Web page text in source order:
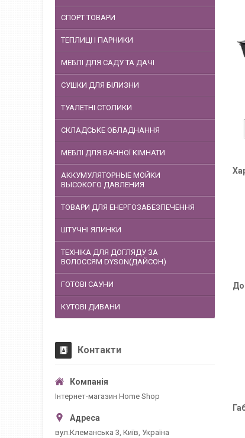
До
СПОРТ ТОВАРИ
ТЕПЛИЦІ І ПАРНИКИ
МЕБЛІ ДЛЯ САДУ ТА ДАЧІ
СУШКИ ДЛЯ БІЛИЗНИ
ТУАЛЕТНІ СТОЛИКИ
СКЛАДСЬКЕ ОБЛАДНАННЯ
МЕБЛІ ДЛЯ ВАННОЇ КІМНАТИ
АККУМУЛЯТОРНЫЕ МОЙКИ
ВЫСОКОГО ДАВЛЕНИЯ
ТОВАРИ ДЛЯ ЕНЕРГОЗАБЕЗПЕЧЕННЯ
ШТУЧНІ ЯЛИНКИ
ТЕХНІКА ДЛЯ ДОГЛЯДУ ЗА
ВОЛОССЯМ DYSON(ДАЙСОН)
ГОТОВІ САУНИ
КУТОВІ ДИВАНИ
Контакти
Інтернет-магазин Home Shop
вул.Клеманська 3, Київ, Україна